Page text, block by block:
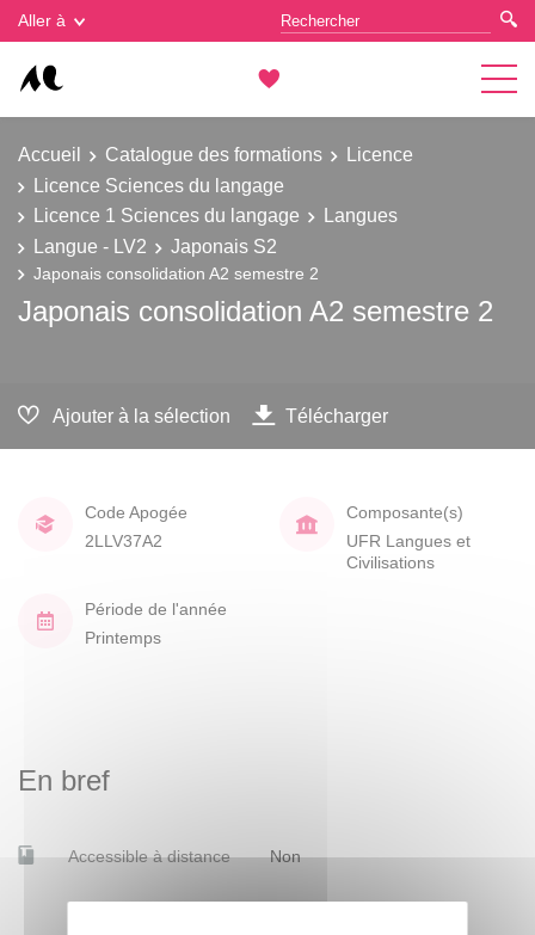
Aller à
Accueil Catalogue des formations
Licence
Licence Sciences du langage
Licence 1 Sciences du langage
Langues
Langue - LV2
Japonais S2
Japonais consolidation A2 semestre 2
Japonais consolidation A2 semestre 2
Ajouter à la sélection Télécharger
Code Apogée
2LLV37A2
Composante(s)
UFR Langues et
Civilisations
Période de l'année
Printemps
En bref
Accessible à distance Non
Gestion des cookies